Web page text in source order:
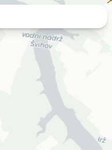
kanalizace,